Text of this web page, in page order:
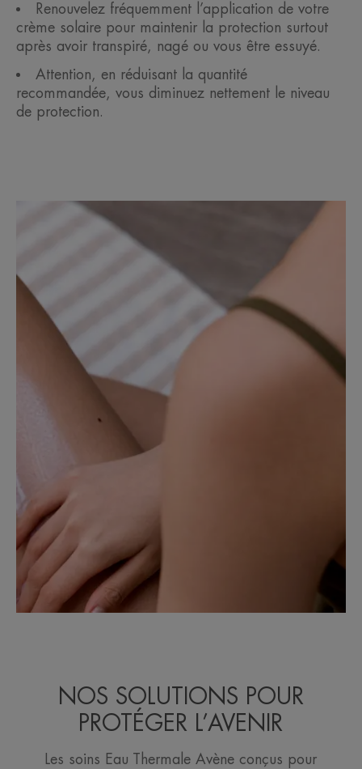
Renouvelez fréquemment l’application de votre
crème solaire pour maintenir la protection surtout
après avoir transpiré, nagé ou vous être essuyé.
Attention, en réduisant la quantité
recommandée, vous diminuez nettement le niveau
de protection.
NOS SOLUTIONS POUR
PROTÉGER L’AVENIR
Les soins Eau Thermale Avène conçus pour